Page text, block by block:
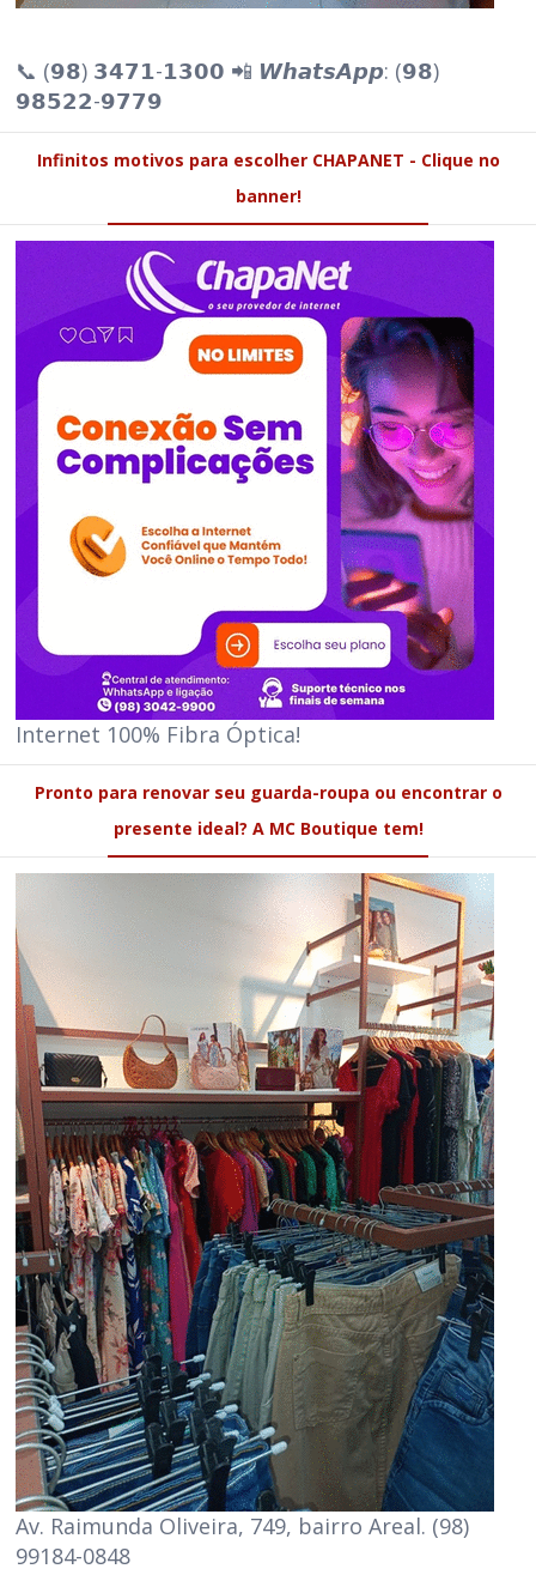
📞 (𝟵𝟴) 𝟯𝟰𝟳𝟭-𝟭𝟯𝟬𝟬 📲 𝙒𝙝𝙖𝙩𝙨𝘼𝙥𝙥: (𝟵𝟴)
𝟵𝟴𝟱𝟮𝟮-𝟵𝟳𝟳𝟵
Infinitos motivos para escolher CHAPANET - Clique no
banner!
Internet 100% Fibra Óptica!
Pronto para renovar seu guarda-roupa ou encontrar o
presente ideal? A MC Boutique tem!
Av. Raimunda Oliveira, 749, bairro Areal. (98)
99184-0848